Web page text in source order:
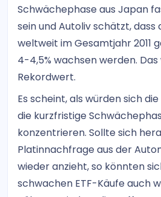
Schwächephase aus Japan
sein und Autoliv schätzt, dass
weltweit im Gesamtjahr 2011
4-4,5% wachsen werden.
Rekordwert.
Es scheint, als würden sich
die kurzfristige
konzentrieren. Sollte sich
Platinnachfrage aus der
wieder anzieht, so könnten
schwachen ETF-Käufe auch